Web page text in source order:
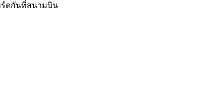
ร์ดกันที่สนามบิน